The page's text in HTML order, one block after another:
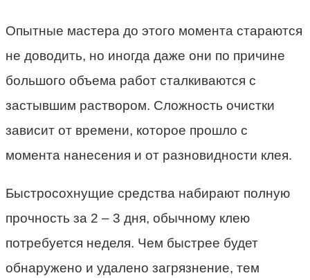
Опытные мастера до этого момента стараются
не доводить, но иногда даже они по причине
большого объема работ сталкиваются с
застывшим раствором. Сложность очистки
зависит от времени, которое прошло с
момента нанесения и от разновидности клея.
Быстросохнущие средства набирают полную
прочность за 2 – 3 дня, обычному клею
потребуется неделя. Чем быстрее будет
обнаружено и удалено загрязнение, тем